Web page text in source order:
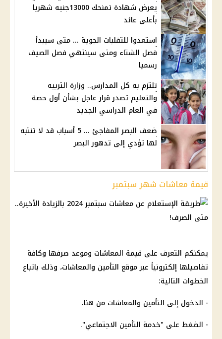
يعرض شهادة تمنحك 13000جنيه شهريا
بأعلى عائد
استعدوا للتقلبات الجوية ... متى سيبدأ
فصل الشتاء ومتى سينتهي فصل الصيف
رسميا
تلتزم به كل المدارس.. وزارة التربيه
والتعليم تصدر قرار عاجل بشأن أول حصة
في العام الدراسي الجديد
ضعف البصر المفاجئ ... 5 أسباب قد لا تنتبه
لها تؤدي إلى تدهور البصر
قيمة معاشات شهر سبتمبر
يمكنكم التعرف على قيمة المعاشات وموعد صرفها وكافة
تفاصيلها إلكترونياً عبر موقع التأمين والمعاشات، وذلك باتباع
الخطوات التالية:
- الدخول إلى التأمين والمعاشات من هنا.
- الضغط على "خدمة التأمين الاجتماعي".